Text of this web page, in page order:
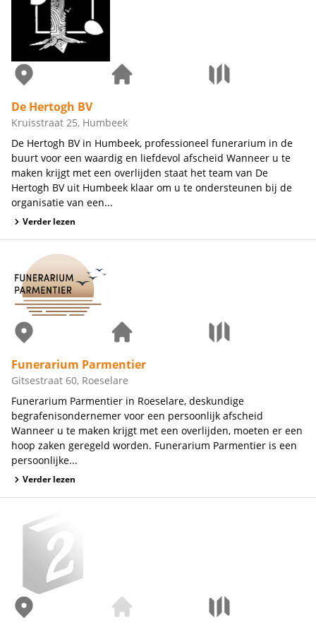
De Hertogh BV
Kruisstraat 25, Humbeek
De Hertogh BV in Humbeek, professioneel funerarium in de
buurt voor een waardig en liefdevol afscheid Wanneer u te
maken krijgt met een overlijden staat het team van De
Hertogh BV uit Humbeek klaar om u te ondersteunen bij de
organisatie van een...
Verder lezen
Funerarium Parmentier
Gitsestraat 60, Roeselare
Funerarium Parmentier in Roeselare, deskundige
begrafenisondernemer voor een persoonlijk afscheid
Wanneer u te maken krijgt met een overlijden, moeten er een
hoop zaken geregeld worden. Funerarium Parmentier is een
persoonlijke...
Verder lezen